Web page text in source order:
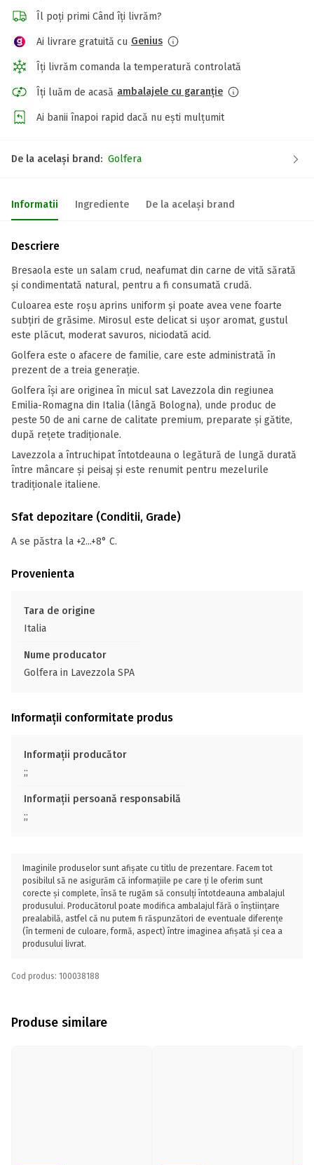
Îl poți primi Când îți livrăm?
Ai livrare gratuită cu Genius
Îți livrăm comanda la temperatură controlată
Îți luăm de acasă ambalajele cu garanție
Ai banii înapoi rapid dacă nu ești mulțumit
De la același brand: Golfera
Informatii Ingrediente De la același brand
Descriere
Bresaola este un salam crud, neafumat din carne de vită sărată
și condimentată natural, pentru a fi consumată crudă.
Culoarea este roșu aprins uniform și poate avea vene foarte
subțiri de grăsime. Mirosul este delicat si ușor aromat, gustul
este plăcut, moderat savuros, niciodată acid.
Golfera este o afacere de familie, care este administrată în
prezent de a treia generație.
Golfera își are originea în micul sat Lavezzola din regiunea
Emilia-Romagna din Italia (lângă Bologna), unde produc de
peste 50 de ani carne de calitate premium, preparate și gătite,
după rețete tradiționale.
Lavezzola a întruchipat întotdeauna o legătură de lungă durată
între mâncare și peisaj și este renumit pentru mezelurile
tradiționale italiene.
Sfat depozitare (Conditii, Grade)
A se păstra la +2...+8° C.
Provenienta
Tara de origine
Italia
Nume producator
Golfera in Lavezzola SPA
Informații conformitate produs
Informații producător
;;
Informații persoană responsabilă
;;
Imaginile produselor sunt afișate cu titlu de prezentare. Facem tot
posibilul să ne asigurăm că informațiile pe care ți le oferim sunt
corecte și complete, însă te rugăm să consulți întotdeauna ambalajul
produsului. Producătorul poate modifica ambalajul fără o înștiințare
prealabilă, astfel că nu putem fi răspunzători de eventuale diferențe
(în termeni de culoare, formă, aspect) între imaginea afișată și cea a
produsului livrat.
Cod produs: 100038188
Produse similare